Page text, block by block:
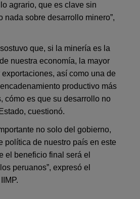
agrario, que es clave sin
nada sobre desarrollo minero”,
que, si la minería es la
nuestra economía, la mayor
así como una de
productivo más
cómo es que su desarrollo no
cuestionó.
no solo del gobierno,
política de nuestro país en este
el beneficio final será el
peruanos”, expresó el